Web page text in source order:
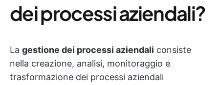
dei processi aziendali?
La gestione dei processi aziendali consiste
nella creazione, analisi, monitoraggio e
trasformazione dei processi aziendali